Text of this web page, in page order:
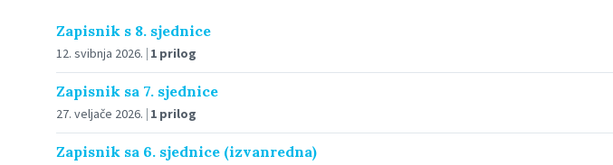
Zapisnik s 8. sjednice
12. svibnja 2026. 1 prilog
Zapisnik sa 7. sjednice
27. veljače 2026. 1 prilog
Zapisnik sa 6. sjednice (izvanredna)